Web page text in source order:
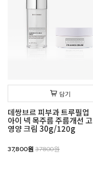
담기
데쌍브르 피부과 트루필업
아이 넥 목주름 주름개선 고
영양 크림 30g/120g
37,800원 37800원